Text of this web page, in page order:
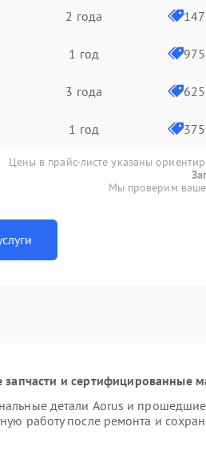
2 года
1 год
3 года
1 год
Цены в прайс-листе указаны
Мы проверим ваше
и сертифицированные
детали Aorus и
работу после ремонта и